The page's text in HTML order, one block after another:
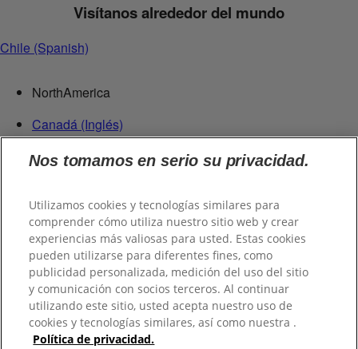
Visítanos alrededor del mundo
Chile (Spanish)
NorthAmerica
Canadá (Inglés)
Canadá (Francés)
Estados Unidos
República Dominicana
Centroamérica
Guatemala
Suramérica
Chile
Nos tomamos en serio su privacidad.
Utilizamos cookies y tecnologías similares para
comprender cómo utiliza nuestro sitio web y crear
experiencias más valiosas para usted. Estas cookies
pueden utilizarse para diferentes fines, como
publicidad personalizada, medición del uso del sitio
y comunicación con socios terceros. Al continuar
utilizando este sitio, usted acepta nuestro uso de
cookies y tecnologías similares, así como nuestra .
Política de privacidad.